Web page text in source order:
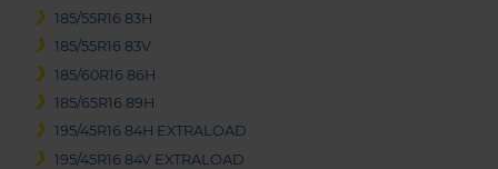
185/55R16 83H
185/55R16 83V
185/60R16 86H
185/65R16 89H
195/45R16 84H EXTRALOAD
195/45R16 84V EXTRALOAD